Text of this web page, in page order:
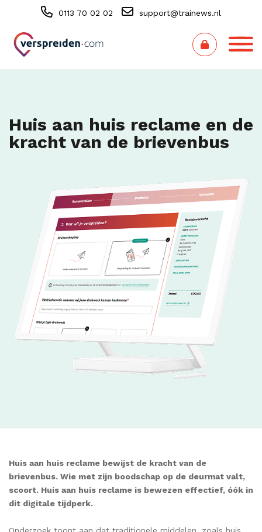
0113 70 02 02 support@trainews.nl
Huis aan huis reclame en de
kracht van de brievenbus
Huis aan huis reclame bewijst de kracht van de
brievenbus. Wie met zijn boodschap op de deurmat valt,
scoort. Huis aan huis reclame is bewezen effectief, óók in
dit digitale tijdperk.